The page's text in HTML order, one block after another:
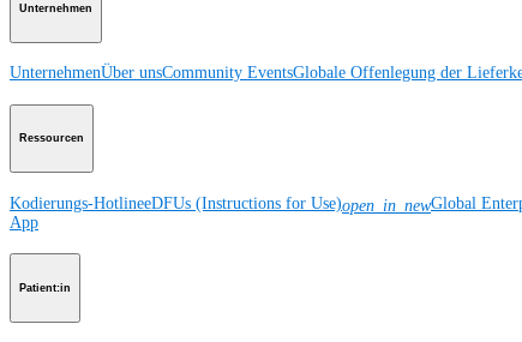
Unternehmen
UnternehmenÜber unsCommunity EventsGlobale Offenlegung der
Ressourcen
Kodierungs-HotlineeDFUs (Instructions for Use)open_in_newGlobal
App
Patient:in